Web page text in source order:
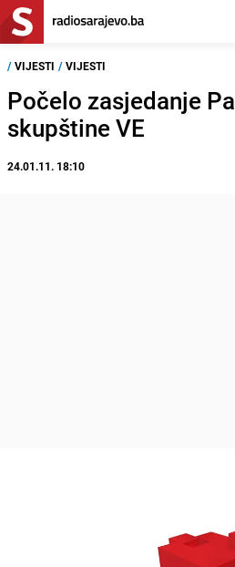
/ VIJESTI / VIJESTI
Počelo zasjedanje
skupštine VE
24.01.11. 18:10